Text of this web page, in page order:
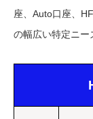
座、Auto口座、
の幅広い特定ニー